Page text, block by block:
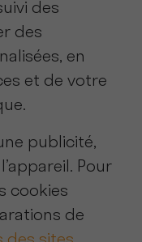
des
des
en
et de votre
publicité,
Pour
cookies
de